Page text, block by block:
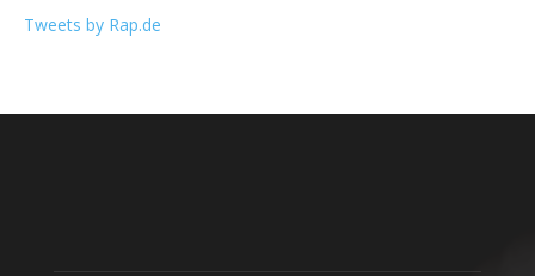
Tweets by Rap.de